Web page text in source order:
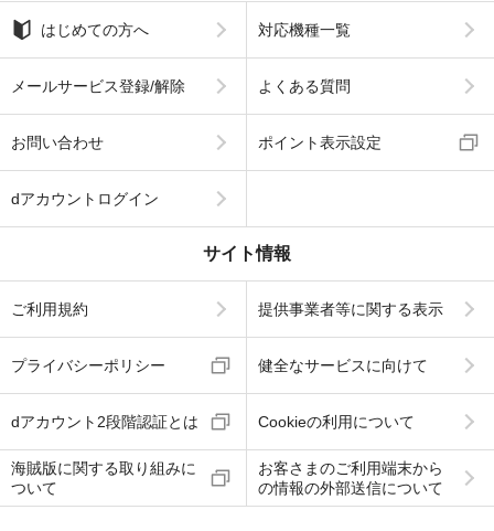
はじめての方へ 対応機種一覧
メールサービス登録/解除 よくある質問
お問い合わせ ポイント表示設定
dアカウントログイン
サイト情報
ご利用規約 提供事業者等に関する表示
プライバシーポリシー 健全なサービスに向けて
dアカウント2段階認証とは Cookieの利用について
海賊版に関する取り組みに
ついて
お客さまのご利用端末から
の情報の外部送信について